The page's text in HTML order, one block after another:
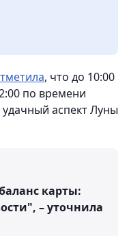
, что до 10:00
по времени
аспект Луны
карты:
– уточнила